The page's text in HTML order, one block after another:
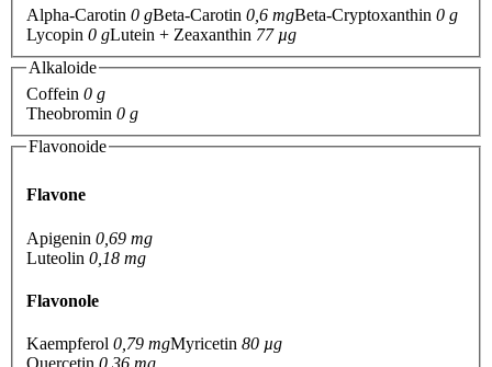
Alpha-Carotin 0 gBeta-Carotin 0,6 mgBeta-Cryptoxanthin 0 g
Lycopin 0 gLutein + Zeaxanthin 77 µg
Alkaloide
Coffein 0 g
Theobromin 0 g
Flavonoide
Flavone
Apigenin 0,69 mg
Luteolin 0,18 mg
Flavonole
Kaempferol 0,79 mgMyricetin 80 µg